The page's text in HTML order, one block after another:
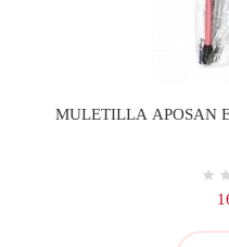
MULETILLA APOSAN